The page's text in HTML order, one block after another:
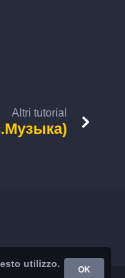
Altri tutorial
utilizzo.
OK